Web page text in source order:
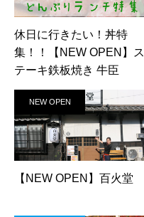
休日に行きたい！丼特
集！！【NEW OPEN】ス
テーキ鉄板焼き 牛臣
NEW OPEN
【NEW OPEN】百火堂